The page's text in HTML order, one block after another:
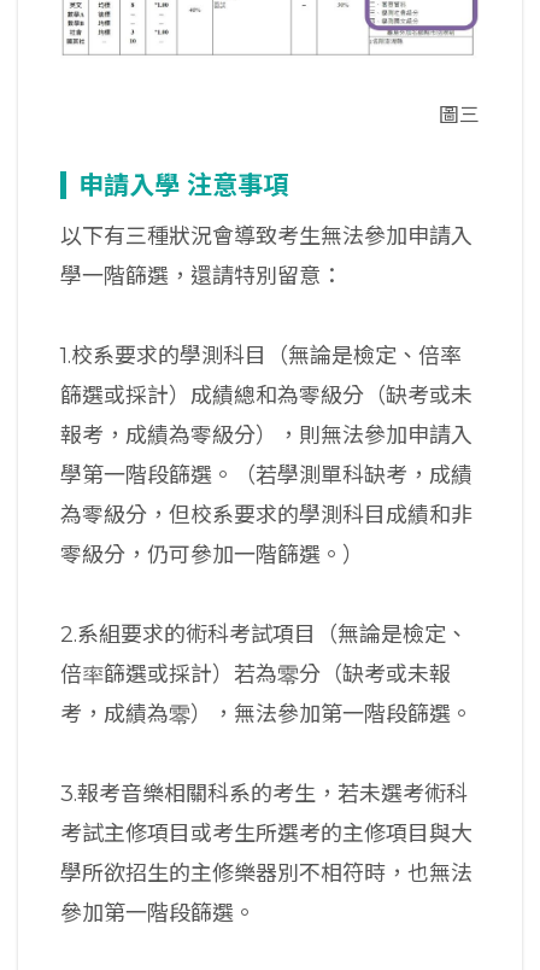
圖三
申請入學 注意事項
以下有三種狀況會導致考生無法參加申請入
學一階篩選，還請特別留意：
1.校系要求的學測科目（無論是檢定、倍率
篩選或採計）成績總和為零級分（缺考或未
報考，成績為零級分），則無法參加申請入
學第一階段篩選。（若學測單科缺考，成績
為零級分，但校系要求的學測科目成績和非
零級分，仍可參加一階篩選。）
2.系組要求的術科考試項目（無論是檢定、
倍率篩選或採計）若為零分（缺考或未報
考，成績為零），無法參加第一階段篩選。
3.報考音樂相關科系的考生，若未選考術科
考試主修項目或考生所選考的主修項目與大
學所欲招生的主修樂器別不相符時，也無法
參加第一階段篩選。